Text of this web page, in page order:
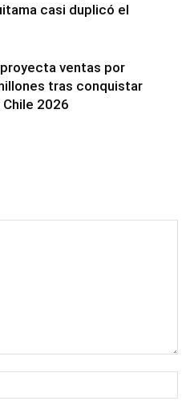
casi duplicó el
ventas por
tras conquistar
2026